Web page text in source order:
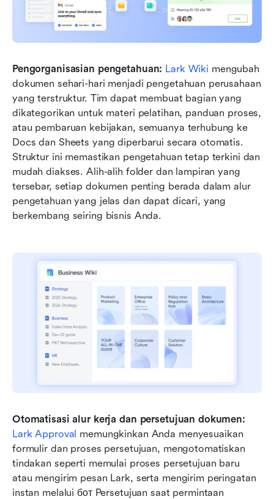
Pengorganisasian pengetahuan: Lark Wiki mengubah
dokumen sehari-hari menjadi pengetahuan perusahaan
yang terstruktur. Tim dapat membuat bagian yang
dikategorikan untuk materi pelatihan, panduan proses,
atau pembaruan kebijakan, semuanya terhubung ke
Docs dan Sheets yang diperbarui secara otomatis.
Struktur ini memastikan pengetahuan tetap terkini dan
mudah diakses. Alih-alih folder dan lampiran yang
tersebar, setiap dokumen penting berada dalam alur
pengetahuan yang jelas dan dapat dicari, yang
berkembang seiring bisnis Anda.
Otomatisasi alur kerja dan persetujuan dokumen:
Lark Approval memungkinkan Anda menyesuaikan
formulir dan proses persetujuan, mengotomatiskan
tindakan seperti memulai proses persetujuan baru
atau mengirim pesan Lark, serta mengirim peringatan
instan melalui бот Persetujuan saat permintaan